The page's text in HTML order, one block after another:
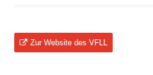
Zur Website des VFLL